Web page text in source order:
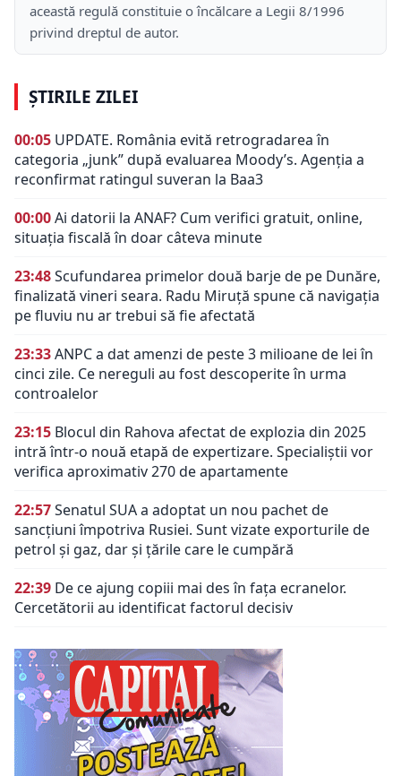
această regulă constituie o încălcare a Legii 8/1996
privind dreptul de autor.
ȘTIRILE ZILEI
00:05 UPDATE. România evită retrogradarea în
categoria „junk” după evaluarea Moody’s. Agenția a
reconfirmat ratingul suveran la Baa3
00:00Ai datorii la ANAF? Cum verifici gratuit, online,
situația fiscală în doar câteva minute
23:48Scufundarea primelor două barje de pe Dunăre,
finalizată vineri seara. Radu Miruță spune că navigația
pe fluviu nu ar trebui să fie afectată
23:33ANPC a dat amenzi de peste 3 milioane de lei în
cinci zile. Ce nereguli au fost descoperite în urma
controalelor
23:15 Blocul din Rahova afectat de explozia din 2025
intră într-o nouă etapă de expertizare. Specialiștii vor
verifica aproximativ 270 de apartamente
22:57Senatul SUA a adoptat un nou pachet de
sancțiuni împotriva Rusiei. Sunt vizate exporturile de
petrol și gaz, dar și țările care le cumpără
22:39 De ce ajung copiii mai des în fața ecranelor.
Cercetătorii au identificat factorul decisiv